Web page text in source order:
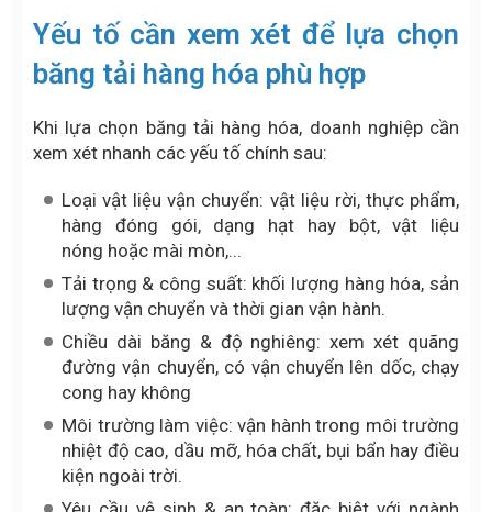
Yếu tố cần xem xét để lựa chọn
băng tải hàng hóa phù hợp
Khi lựa chọn băng tải hàng hóa, doanh nghiệp cần
xem xét nhanh các yếu tố chính sau:
Loại vật liệu vận chuyển: vật liệu rời, thực phẩm,
hàng đóng gói, dạng hạt hay bột, vật liệu
nóng hoặc mài mòn,...
Tải trọng & công suất: khối lượng hàng hóa, sản
lượng vận chuyển và thời gian vận hành.
Chiều dài băng & độ nghiêng: xem xét quãng
đường vận chuyển, có vận chuyển lên dốc, chạy
cong hay không
Môi trường làm việc: vận hành trong môi trường
nhiệt độ cao, dầu mỡ, hóa chất, bụi bẩn hay điều
kiện ngoài trời.